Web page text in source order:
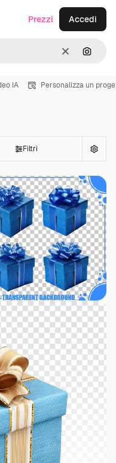
CancellaCerca
Prezzi Accedi
IA Personalizza un
Filtri